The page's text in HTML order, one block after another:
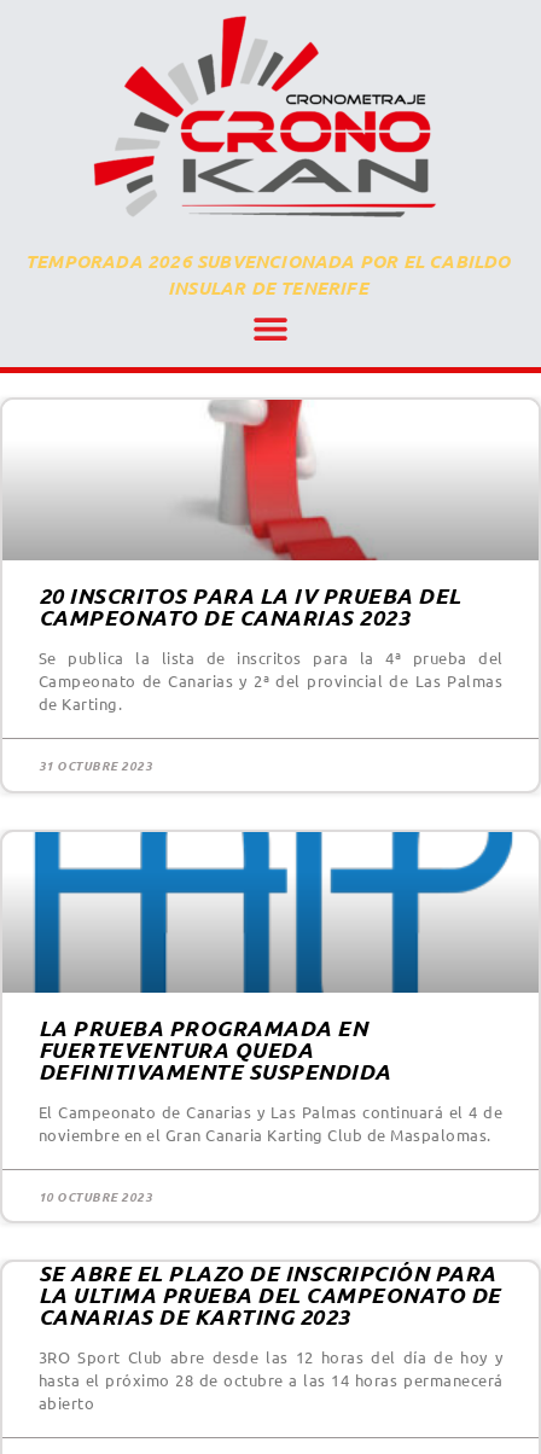
TEMPORADA 2026 SUBVENCIONADA POR EL CABILDO
INSULAR DE TENERIFE
20 INSCRITOS PARA LA IV PRUEBA DEL
CAMPEONATO DE CANARIAS 2023
Se publica la lista de inscritos para la 4ª prueba del
Campeonato de Canarias y 2ª del provincial de Las Palmas
de Karting.
31 OCTUBRE 2023
LA PRUEBA PROGRAMADA EN
FUERTEVENTURA QUEDA
DEFINITIVAMENTE SUSPENDIDA
El Campeonato de Canarias y Las Palmas continuará el 4 de
noviembre en el Gran Canaria Karting Club de Maspalomas.
10 OCTUBRE 2023
SE ABRE EL PLAZO DE INSCRIPCIÓN PARA
LA ULTIMA PRUEBA DEL CAMPEONATO DE
CANARIAS DE KARTING 2023
3RO Sport Club abre desde las 12 horas del día de hoy y
hasta el próximo 28 de octubre a las 14 horas permanecerá
abierto